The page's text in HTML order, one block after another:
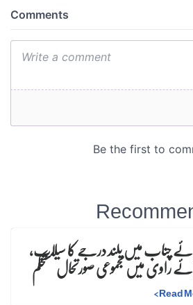
چناب میں بلند درجے کا سیلاب،
راوی میں مجموعی صورتحال مستحکم
Read
>